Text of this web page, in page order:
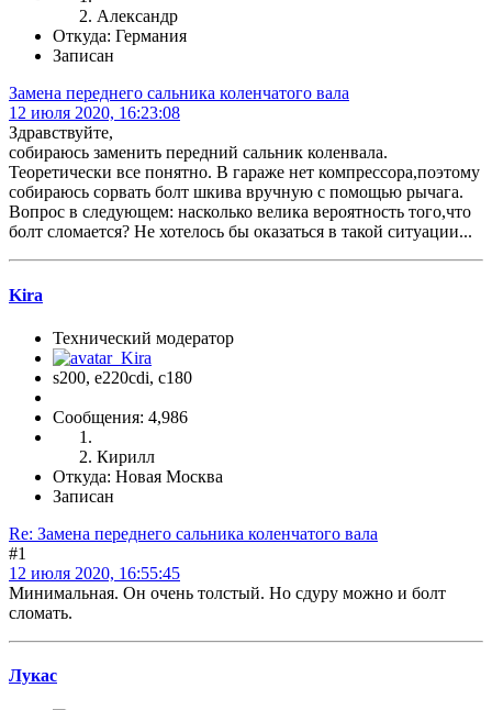
Александр
Откуда: Германия
Записан
Замена переднего сальника коленчатого вала
12 июля 2020, 16:23:08
Здравствуйте,
собираюсь заменить передний сальник коленвала.
Теоретически все понятно. В гараже нет компрессора,поэтому
собираюсь сорвать болт шкива вручную с помощью рычага.
Вопрос в следующем: насколько велика вероятность того,что
болт сломается? Не хотелось бы оказаться в такой ситуации...
Kira
Технический модератор
s200, е220cdi, с180
Сообщения: 4,986
Кирилл
Откуда: Новая Москва
Записан
Re: Замена переднего сальника коленчатого вала
#1
12 июля 2020, 16:55:45
Минимальная. Он очень толстый. Но сдуру можно и болт
сломать.
Лукас